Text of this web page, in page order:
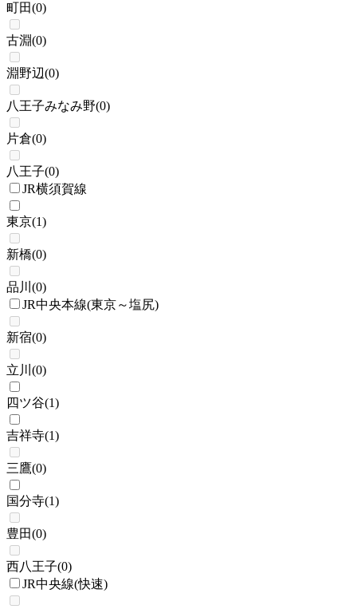
町田(0)
古淵(0)
淵野辺(0)
八王子みなみ野(0)
片倉(0)
八王子(0)
JR横須賀線
東京(1)
新橋(0)
品川 (0)
JR中央本線(東京～塩尻)
新宿(0)
立川 (0)
四ツ谷(1)
吉祥寺(1)
三鷹(0)
国分寺(1)
豊田(0)
西八王子(0)
JR中央線(快速)